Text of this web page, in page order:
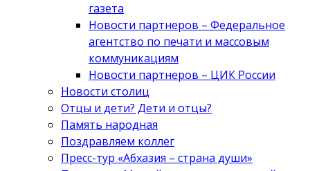
газета
Новости партнеров – Федеральное
агентство по печати и массовым
коммуникациям
Новости партнеров – ЦИК России
Новости столиц
Отцы и дети? Дети и отцы?
Память народная
Поздравляем коллег
Пресс-тур «Абхазия – страна души»